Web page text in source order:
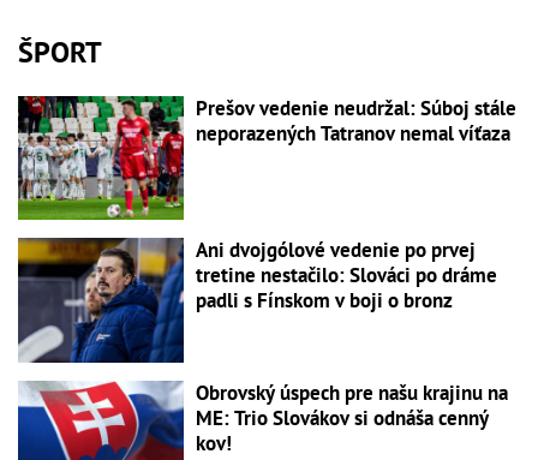
ŠPORT
Prešov vedenie neudržal: Súboj stále
neporazených Tatranov nemal víťaza
Ani dvojgólové vedenie po prvej
tretine nestačilo: Slováci po dráme
padli s Fínskom v boji o bronz
Obrovský úspech pre našu krajinu na
ME: Trio Slovákov si odnáša cenný
kov!